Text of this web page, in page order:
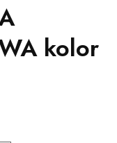
kolor